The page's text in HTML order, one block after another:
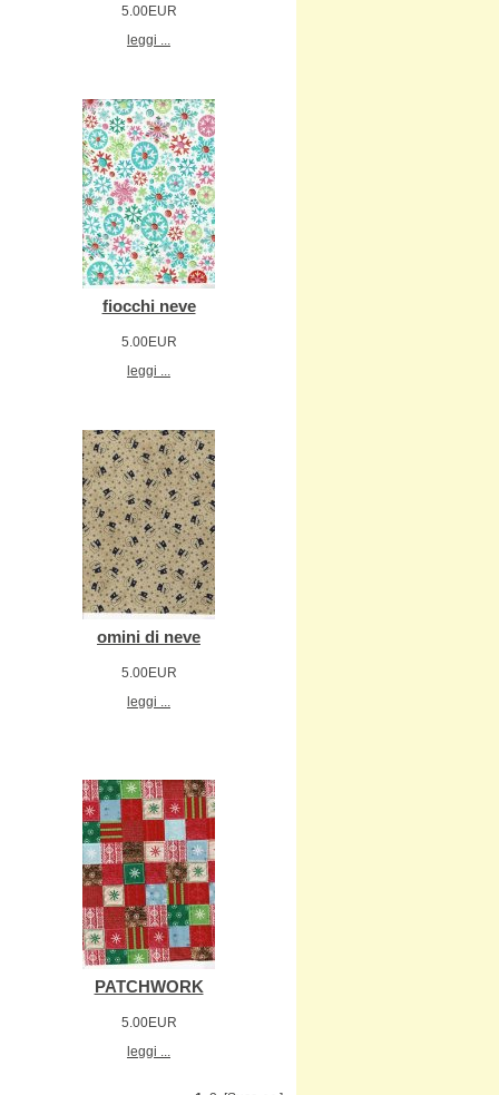
5.00EUR
leggi ...
fiocchi neve
5.00EUR
leggi ...
omini di neve
5.00EUR
leggi ...
PATCHWORK
5.00EUR
leggi ...